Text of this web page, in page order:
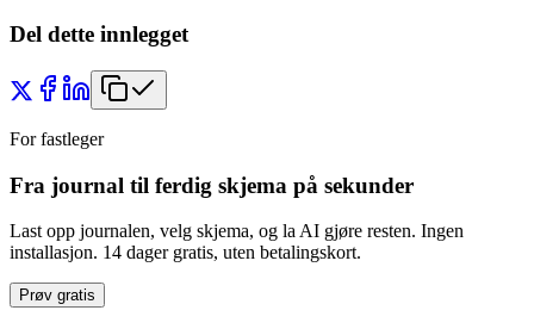
Del dette innlegget
For fastleger
Fra journal til ferdig skjema på sekunder
Last opp journalen, velg skjema, og la AI gjøre resten. Ingen
installasjon. 14 dager gratis, uten betalingskort.
Prøv gratis